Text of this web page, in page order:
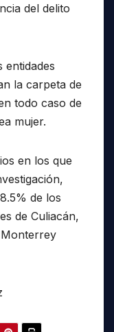
del delito
entidades
la carpeta de
todo caso de
mujer.
en los que
de los
de Culiacán,